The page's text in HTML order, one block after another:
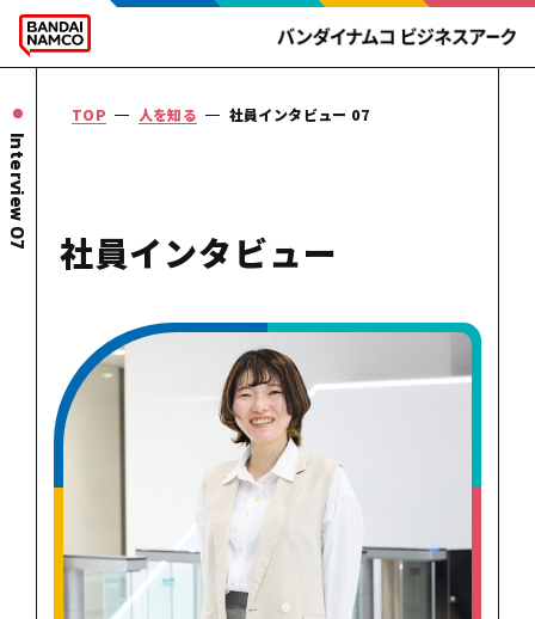
TOP 人を知る 社員インタビュー 07
社員インタビュー
Interview 07